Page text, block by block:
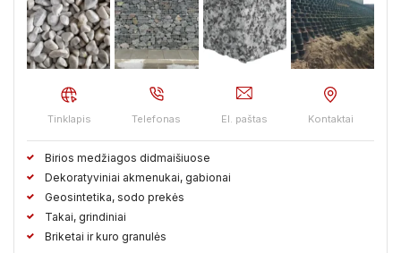
Tinklapis Telefonas El. paštas Kontaktai
Birios medžiagos didmaišiuose
Dekoratyviniai akmenukai, gabionai
Geosintetika, sodo prekės
Takai, grindiniai
Briketai ir kuro granulės